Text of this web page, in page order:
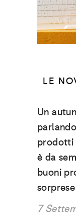
LE
Un
prodotti
è da
buoni
7